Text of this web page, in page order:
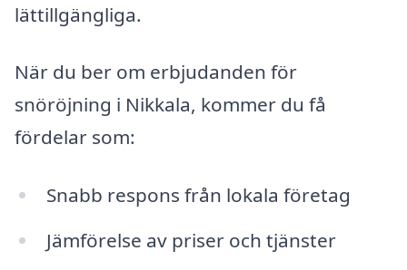
lättillgängliga.
När du ber om erbjudanden för
snöröjning i Nikkala, kommer du få
fördelar som:
Snabb respons från lokala företag
Jämförelse av priser och tjänster